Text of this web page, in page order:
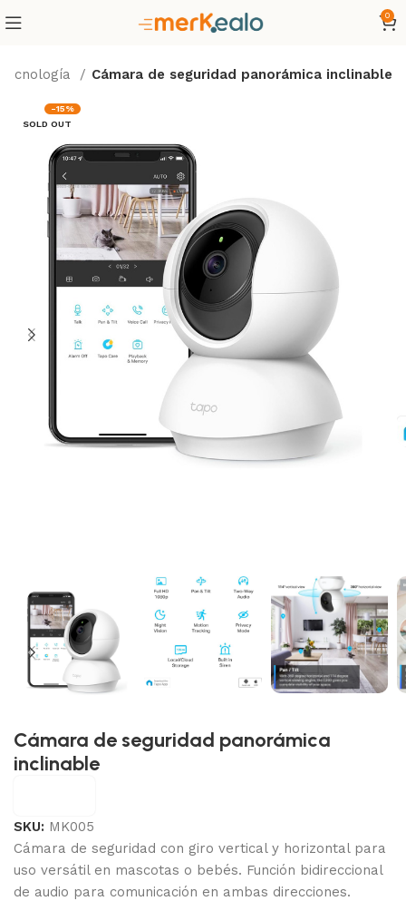
0
Tecnología Cámara de seguridad panorámica inclinable
-15%
SOLD OUT
Cámara de seguridad panorámica
inclinable
SKU: MK005
Cámara de seguridad con giro vertical y horizontal para
uso versátil en mascotas o bebés. Función bidireccional
de audio para comunicación en ambas direcciones.